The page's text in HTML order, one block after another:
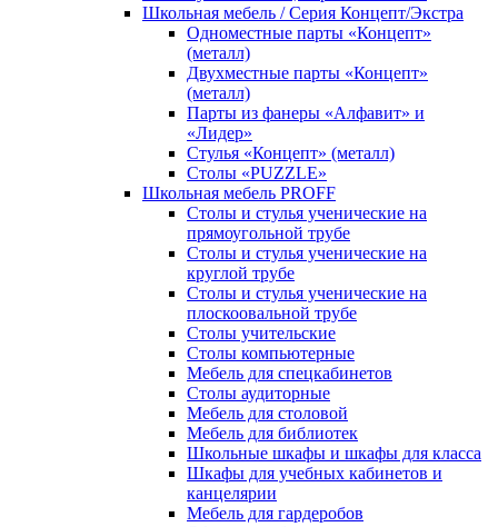
Школьная мебель / Серия Концепт/Экстра
Одноместные парты «Концепт»
(металл)
Двухместные парты «Концепт»
(металл)
Парты из фанеры «Алфавит» и
«Лидер»
Стулья «Концепт» (металл)
Столы «PUZZLE»
Школьная мебель PROFF
Столы и стулья ученические на
прямоугольной трубе
Столы и стулья ученические на
круглой трубе
Столы и стулья ученические на
плоскоовальной трубе
Столы учительские
Столы компьютерные
Мебель для спецкабинетов
Столы аудиторные
Мебель для столовой
Мебель для библиотек
Школьные шкафы и шкафы для класса
Шкафы для учебных кабинетов и
канцелярии
Мебель для гардеробов